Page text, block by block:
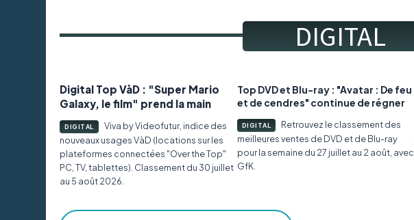
DIGITAL
Digital Top VàD : "Super Mario
Galaxy, le film" prend la main
DIGITAL
Viva by Videofutur, indice des
nouveaux usages VàD (locations sur les
plateformes connectées "Over the Top"
PC, TV, tablettes). Classement du 30 juillet
au 5 août 2026.
Top DVD et Blu-ray : "Avatar : De feu
et de cendres" continue de régner
DIGITAL
Retrouvez le classement des
meilleures ventes de DVD et de Blu-ray
pour la semaine du 27 juillet au 2 août, avec
GfK.